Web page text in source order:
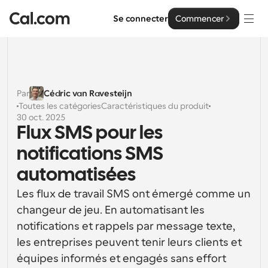
Se connecter Commencer
Solutions
Par taille d'équipe
Pour les particuliers
Planification personnelle simplifiée
Pour les équipes
Pour les organisations
Planification pour les grandes équipes, avec plus de
contrôle et de sécurité
Pour les entreprises
Entreprise
Développeur
Documentation des développeurs
Documentation pour la plateforme Cal.com
API
Ressources
Police : Cal Sans UI et texte
Notre propre police de caractères variable pour la
Cal.ai
Tarification
Par
Cédric van Ravesteijn
Toutes les catégoriesCaractéristiques du produit
30 oct. 2025
Flux SMS pour les
notifications SMS
automatisées
Les flux de travail SMS ont émergé comme un
changeur de jeu. En automatisant les
notifications et rappels par message texte,
les entreprises peuvent tenir leurs clients et
équipes informés et engagés sans effort